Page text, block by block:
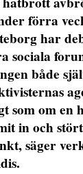
förra
har
sociala
både
som om en
in och
säger